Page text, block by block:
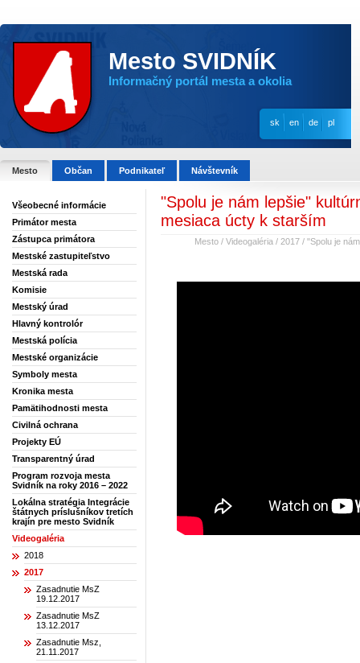
Mesto SVIDNÍK
Informačný portál mesta a okolia
sk en de pl
Mesto Občan Podnikateľ Návštevník
Všeobecné informácie
Primátor mesta
Zástupca primátora
Mestské zastupiteľstvo
Mestská rada
Komisie
Mestský úrad
Hlavný kontrolór
Mestská polícia
Mestské organizácie
Symboly mesta
Kronika mesta
Pamätihodnosti mesta
Civilná ochrana
Projekty EÚ
Transparentný úrad
Program rozvoja mesta
Svidník na roky 2016 – 2022
Lokálna stratégia Integrácie
štátnych príslušníkov tretích
krajín pre mesto Svidník
Videogaléria
2018
2017
Zasadnutie MsZ
19.12.2017
Zasadnutie MsZ
13.12.2017
Zasadnutie Msz,
21.11.2017
"Spolu je nám lepšie"
mesiaca úcty k starším
Mesto / Videogaléria / 2017 / "Spolu je